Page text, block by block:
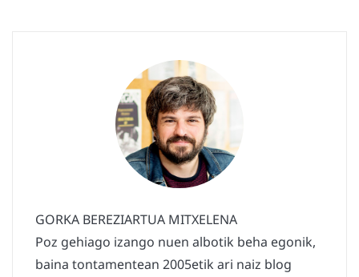
GORKA BEREZIARTUA MITXELENA
Poz gehiago izango nuen albotik beha egonik,
baina tontamentean 2005etik ari naiz blog